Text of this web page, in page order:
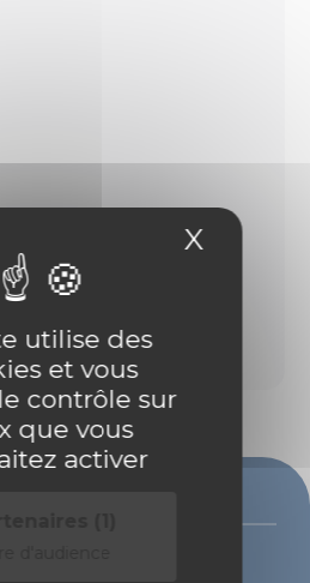
utilise des
et vous
contrôle sur
que vous
activer
X
?
une visite